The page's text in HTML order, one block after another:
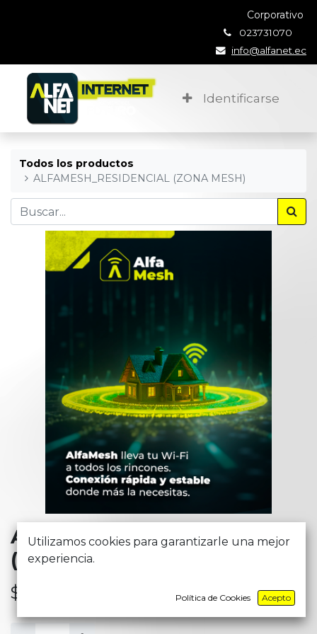
Corporativo
023731070
info@alfanet.ec
Identificarse
Todos los productos
ALFAMESH_RESIDENCIAL (ZONA MESH)
ALFAMESH_RESIDENCIAL
(ZONA MESH)
$
Utilizamos cookies para garantizarle una mejor
experiencia.
Política de Cookies Acepto